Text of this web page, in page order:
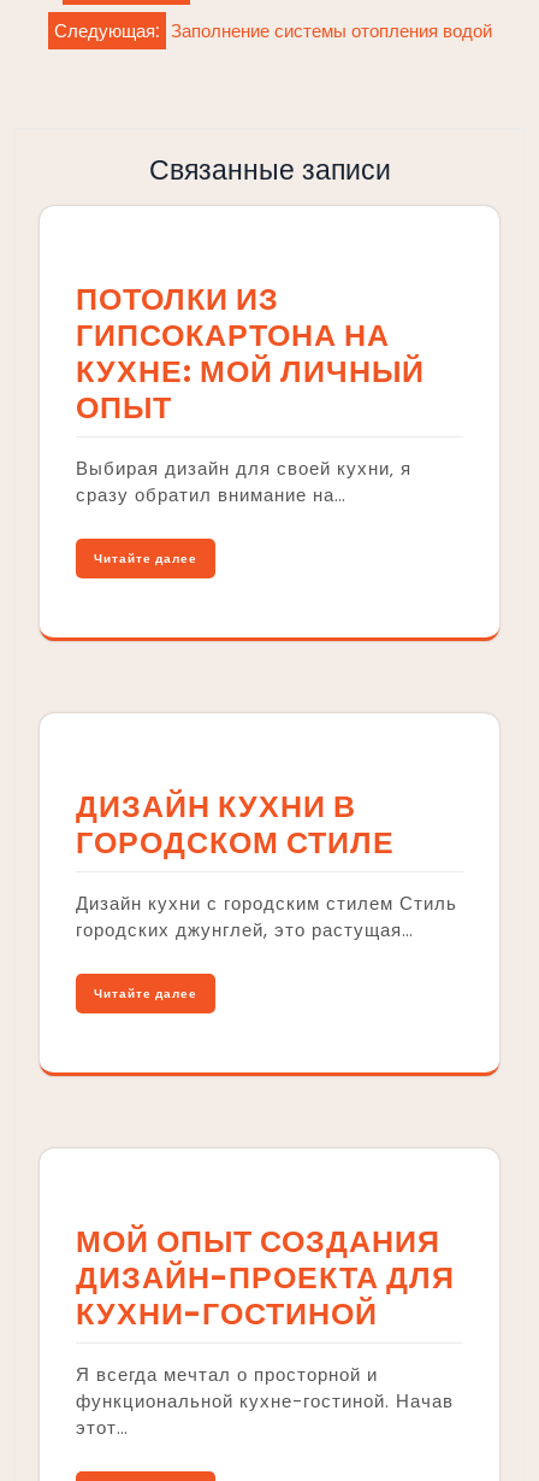
записям
Следующая: Заполнение системы отопления водой
Связанные записи
ПОТОЛКИ ИЗ
ГИПСОКАРТОНА НА
КУХНЕ: МОЙ ЛИЧНЫЙ
ОПЫТ
Выбирая дизайн для своей кухни‚ я
сразу обратил внимание на…
Читайте далее
ДИЗАЙН КУХНИ В
ГОРОДСКОМ СТИЛЕ
Дизайн кухни с городским стилем Стиль
городских джунглей, это растущая…
Читайте далее
МОЙ ОПЫТ СОЗДАНИЯ
ДИЗАЙН-ПРОЕКТА ДЛЯ
КУХНИ-ГОСТИНОЙ
Я всегда мечтал о просторной и
функциональной кухне-гостиной. Начав
этот…